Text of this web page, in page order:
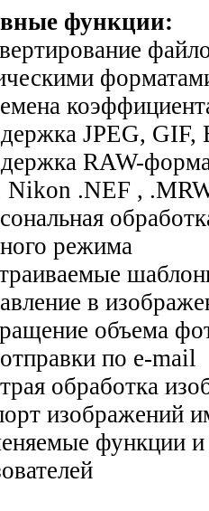
функции:
JPEG, GIF,
RAW-
Nikon .NEF ,
режима
в
объема
по e-mail
обработка
изображений
функции